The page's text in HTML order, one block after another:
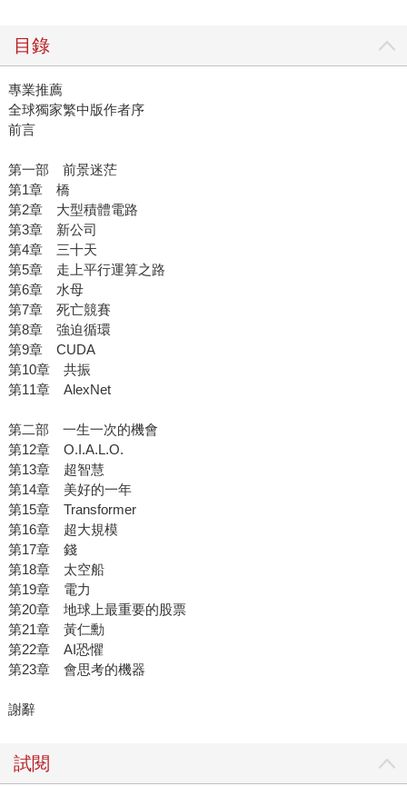
目錄
專業推薦
全球獨家繁中版作者序
前言
第一部 前景迷茫
第1章 橋
第2章 大型積體電路
第3章 新公司
第4章 三十天
第5章 走上平行運算之路
第6章 水母
第7章 死亡競賽
第8章 強迫循環
第9章 CUDA
第10章 共振
第11章 AlexNet
第二部 一生一次的機會
第12章 O.I.A.L.O.
第13章 超智慧
第14章 美好的一年
第15章 Transformer
第16章 超大規模
第17章 錢
第18章 太空船
第19章 電力
第20章 地球上最重要的股票
第21章 黃仁勳
第22章 AI恐懼
第23章 會思考的機器
謝辭
試閱